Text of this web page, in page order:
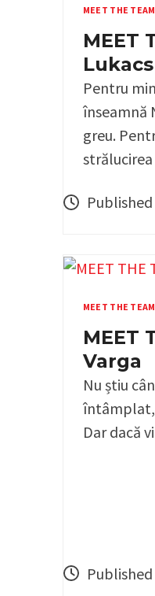
MEET THE TEAM
MEET
Lukacs
Pentru
înseamnă
greu.
MEET THE TEAM
MEET
Varga
Nu știu
întâmplat,
Dar dacă